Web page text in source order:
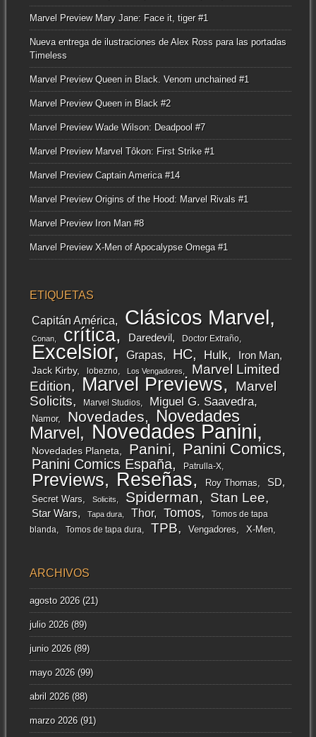
Marvel Preview Mary Jane: Face it, tiger #1
Nueva entrega de ilustraciones de Alex Ross para las portadas
Timeless
Marvel Preview Queen in Black. Venom unchained #1
Marvel Preview Queen in Black #2
Marvel Preview Wade Wilson: Deadpool #7
Marvel Preview Marvel Tôkon: First Strike #1
Marvel Preview Captain America #14
Marvel Preview Origins of the Hood: Marvel Rivals #1
Marvel Preview Iron Man #8
Marvel Preview X-Men of Apocalypse Omega #1
ETIQUETAS
Capitán América Clásicos Marvel
Conan crítica Daredevil Doctor Extraño
Excelsior Grapas HC Hulk Iron Man
Jack Kirby lobezno Los Vengadores
Marvel Limited
Edition
Marvel Previews
Marvel
Solicits
Marvel Studios Miguel G. Saavedra
Namor Novedades
Novedades
Marvel
Novedades Panini
Novedades Planeta Panini Panini Comics
Panini Comics España Patrulla-X
Previews Reseñas Roy Thomas SD
Secret Wars Solicits Spiderman Stan Lee
Star Wars Tapa dura Thor Tomos
Tomos de tapa
blanda
Tomos de tapa dura TPB Vengadores X-Men
ARCHIVOS
agosto 2026(21)
julio 2026(89)
junio 2026(89)
mayo 2026(99)
abril 2026(88)
marzo 2026(91)